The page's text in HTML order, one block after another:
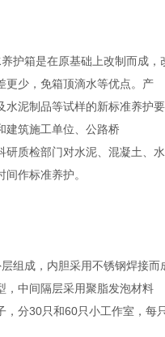
护箱是在原基础上改制而成，
更少，免箱顶滴水等优点。产
水泥制品等试样的新标准养护
建筑施工单位、公路桥
研质检部门对水泥、混凝土、
作标准养护。
组成，内胆采用不锈钢焊接而
，中间隔层采用聚脂发泡材料
，分30只和60只小工作室，每